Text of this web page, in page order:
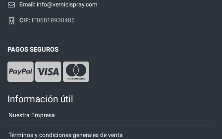
Email: info@vernicispray.com
CIF: IT06818930486
PAGOS SEGUROS
Información útil
Nuestra Empresa
Términos y condiciones generales de venta